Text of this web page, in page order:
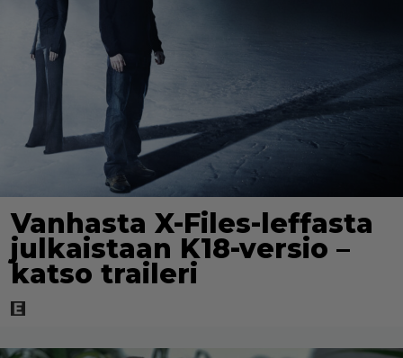
Vanhasta X-Files-leffasta
julkaistaan K18-versio –
katso traileri